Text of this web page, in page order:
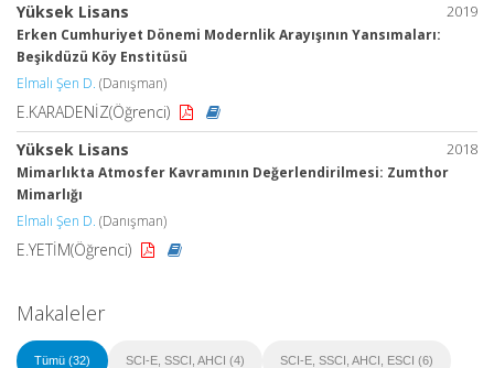
2019
Yüksek Lisans
Erken Cumhuriyet Dönemi Modernlik Arayışının Yansımaları:
Beşikdüzü Köy Enstitüsü
Elmalı Şen D. (Danışman)
E.KARADENİZ(Öğrenci)
2018
Yüksek Lisans
Mimarlıkta Atmosfer Kavramının Değerlendirilmesi: Zumthor
Mimarlığı
Elmalı Şen D. (Danışman)
E.YETİM(Öğrenci)
Makaleler
Tümü (32) SCI-E, SSCI, AHCI (4) SCI-E, SSCI, AHCI, ESCI (6)